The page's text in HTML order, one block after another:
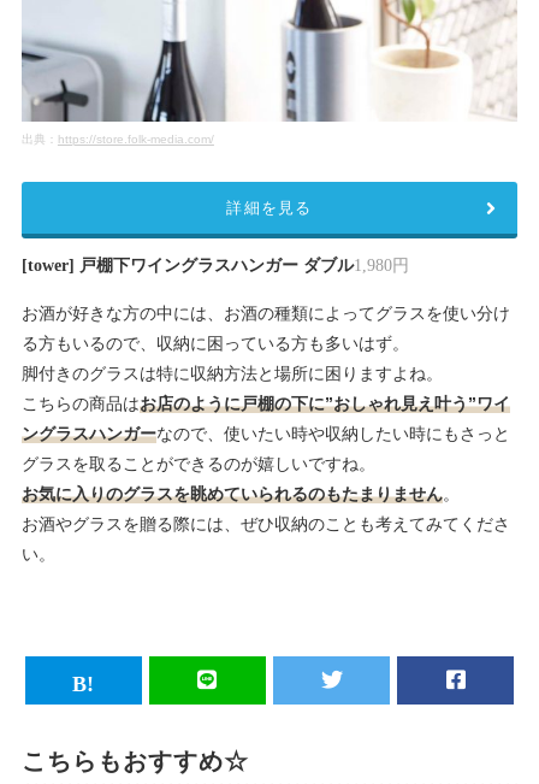
出典： https://store.folk-media.com/
[tower] 戸棚下ワイングラスハンガー ダブル1,980円
お酒が好きな方の中には、お酒の種類によってグラスを使い分け
る方もいるので、収納に困っている方も多いはず。
脚付きのグラスは特に収納方法と場所に困りますよね。
こちらの商品はお店のように戸棚の下に”おしゃれ見え叶う”ワイ
ングラスハンガーなので、使いたい時や収納したい時にもさっと
グラスを取ることができるのが嬉しいですね。
お気に入りのグラスを眺めていられるのもたまりません。
お酒やグラスを贈る際には、ぜひ収納のことも考えてみてくださ
い。
詳細を見る
こちらもおすすめ☆